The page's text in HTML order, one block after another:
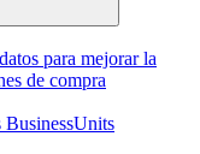
para mejorar la
de compra
BusinessUnits